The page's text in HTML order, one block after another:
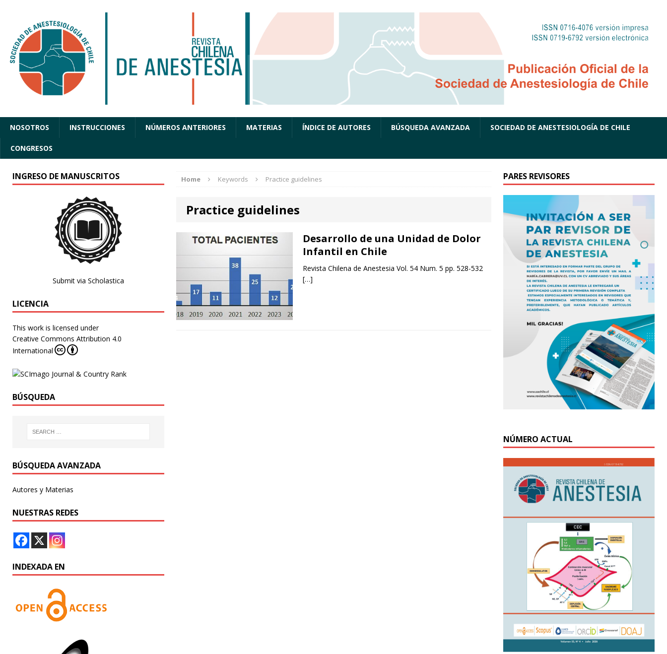
NOSOTROS INSTRUCCIONES NÚMEROS ANTERIORES MATERIAS ÍNDICE DE AUTORES BÚSQUEDA AVANZADA SOCIEDAD DE ANESTESIOLOGÍA DE CHILE
CONGRESOS
Home Keywords Practice guidelines
Practice guidelines
Desarrollo de una Unidad de Dolor
Infantil en Chile
Revista Chilena de Anestesia Vol. 54 Num. 5 pp. 528-532
[…]
INGRESO DE MANUSCRITOS
Submit via Scholastica
LICENCIA
This work is licensed under
Creative Commons Attribution 4.0
International
BÚSQUEDA
BÚSQUEDA AVANZADA
Autores y Materias
NUESTRAS REDES
INDEXADA EN
PARES REVISORES
NÚMERO ACTUAL